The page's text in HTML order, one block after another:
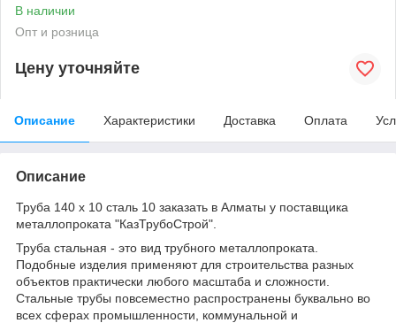
В наличии
Опт и розница
Цену уточняйте
Описание Характеристики Доставка Оплата
Описание
Труба 140 х 10 сталь 10 заказать в Алматы у поставщика
металлопроката "КазТрубоСтрой".
Труба стальная - это вид трубного металлопроката.
Подобные изделия применяют для строительства разных
объектов практически любого масштаба и сложности.
Стальные трубы повсеместно распространены буквально во
всех сферах промышленности, коммунальной и